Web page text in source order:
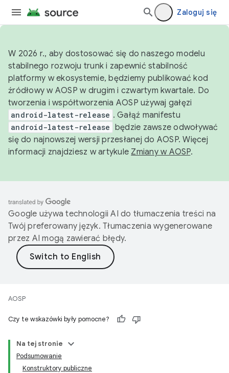
Zaloguj się
W 2026 r., aby dostosować się do naszego modelu
stabilnego rozwoju trunk i zapewnić stabilność
platformy w ekosystemie, będziemy publikować kod
źródłowy w AOSP w drugim i czwartym kwartale. Do
tworzenia i współtworzenia AOSP używaj gałęzi
android-latest-release . Gałąź manifestu
android-latest-release będzie zawsze odwoływać
się do najnowszej wersji przesłanej do AOSP. Więcej
informacji znajdziesz w artykule Zmiany w AOSP.
Google używa technologii AI do tłumaczenia treści na
Twój preferowany język. Tłumaczenia wygenerowane
przez AI mogą zawierać błędy.
AOSP
Czy te wskazówki były pomocne?
Na tej stronie
Podsumowanie
Konstruktory publiczne